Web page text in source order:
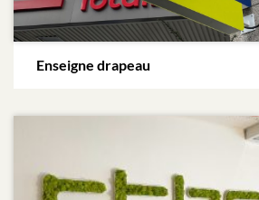
Enseigne drapeau